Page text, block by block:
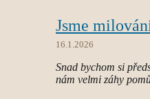
Jsme
16.1.2026
Snad bychom si
nám velmi záhy